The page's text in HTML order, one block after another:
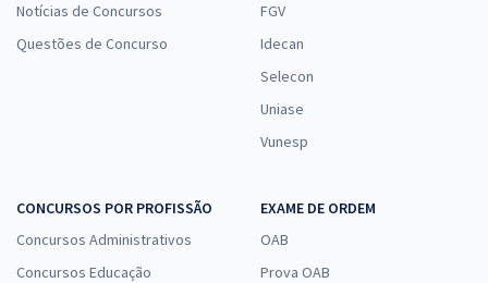
Notícias de Concursos
Questões de Concurso
FGV
Idecan
Selecon
Uniase
Vunesp
CONCURSOS POR PROFISSÃO
Concursos Administrativos
Concursos Educação
EXAME DE ORDEM
OAB
Prova OAB